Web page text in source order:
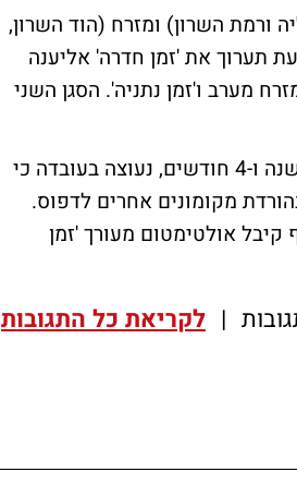
מערב (הרצליה ורמת השרון) ומזרח (הוד השרון,
תערוך את 'זמן חדרה' אליענה
מערב ו'זמן נתניה'. הסגן השני
, נעוצה בעובדה כי
מקומונים אחרים לדפוס.
קיבל אולטימטום מעורך 'זמן
| לקריאת כל התגובות